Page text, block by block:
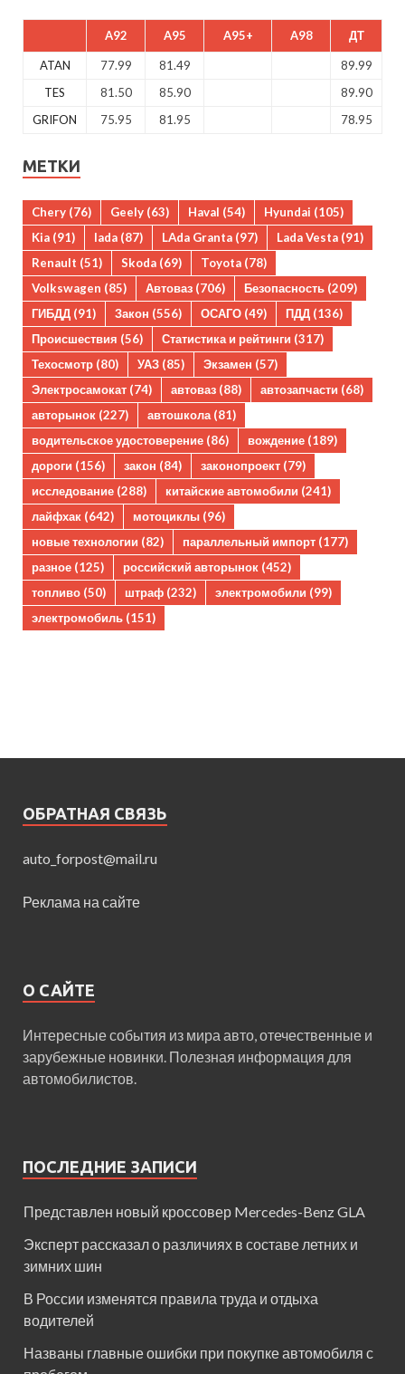
A92 A95 A95+ A98 ДТ
ATAN 77.99 81.49
89.99
TES
81.50 85.90
89.90
GRIFON
75.95 81.95 78.95
МЕТКИ
Chery (76) Geely (63) Haval (54) Hyundai (105)
Kia (91) lada (87) LAda Granta (97) Lada Vesta (91)
Renault (51) Skoda (69) Toyota (78)
Volkswagen (85) Автоваз (706) Безопасность (209)
ГИБДД (91) Закон (556) ОСАГО (49) ПДД (136)
Происшествия (56) Статистика и рейтинги (317)
Техосмотр (80) УАЗ (85) Экзамен (57)
Электросамокат (74) автоваз (88) автозапчасти (68)
авторынок (227) автошкола(81)
водительское удостоверение (86) вождение (189)
дороги (156) закон (84) законопроект (79)
исследование (288) китайские автомобили (241)
лайфхак (642) мотоциклы (96)
новые технологии (82) параллельный импорт (177)
разное (125) российский авторынок (452)
топливо (50) штраф (232) электромобили (99)
электромобиль (151)
ОБРАТНАЯ СВЯЗЬ
auto_forpost@mail.ru
Реклама на сайте
О САЙТЕ
Интересные события из мира авто, отечественные и
зарубежные новинки. Полезная информация для
автомобилистов.
ПОСЛЕДНИЕ ЗАПИСИ
Представлен новый кроссовер Mercedes-Benz GLA
Эксперт рассказал о различиях в составе летних и
зимних шин
В России изменятся правила труда и отдыха
водителей
Названы главные ошибки при покупке автомобиля с